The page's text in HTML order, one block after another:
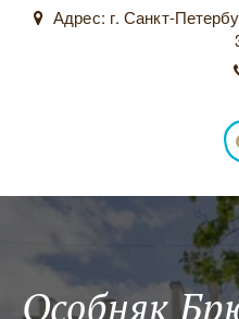
Адрес: г. Санкт-
Особняк